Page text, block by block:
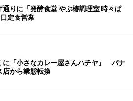
通りに「発酵食堂 やぶ椿調理室 時々ぱ
定食営業
に「小さなカレー屋さんハチヤ」 バナ
店から業態転換